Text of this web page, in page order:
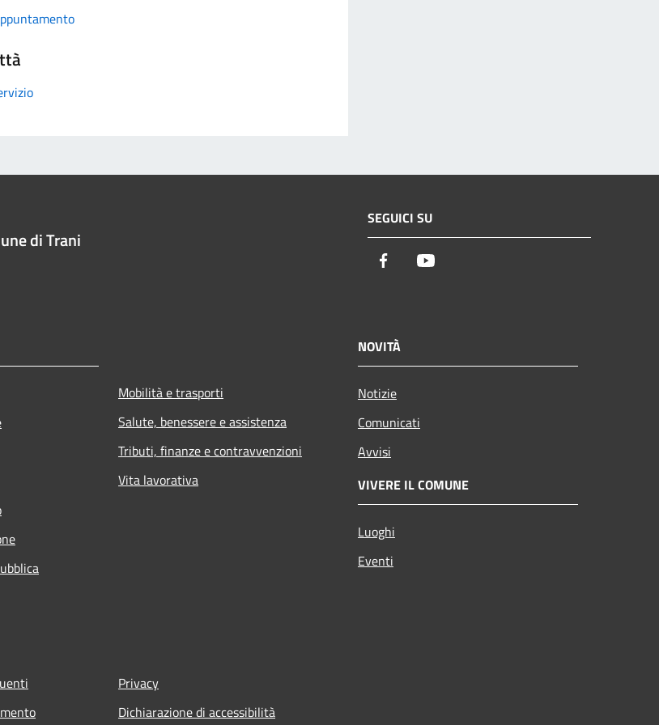
di Trani
SEGUICI SU
Facebook
Mobilità e trasporti
Salute, benessere e assistenza
Tributi, finanze e contravvenzioni
Vita lavorativa
NOVITÀ
Notizie
Comunicati
Avvisi
VIVERE IL COMUNE
Luoghi
Eventi
Privacy
Dichiarazione di accessibilità